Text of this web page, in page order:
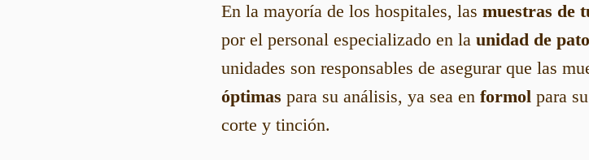
En la mayoría de los hospitales, las muestras de
por el personal especializado en la unidad de
unidades son responsables de asegurar que las
óptimas para su análisis, ya sea en formol para
corte y tinción.